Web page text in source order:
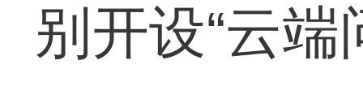
别开设“云